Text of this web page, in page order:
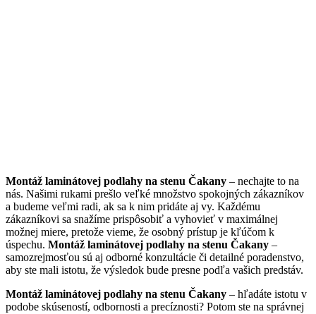
Montáž laminátovej podlahy na stenu Čakany – nechajte to na
nás. Našimi rukami prešlo veľké množstvo spokojných zákazníkov
a budeme veľmi radi, ak sa k nim pridáte aj vy. Každému
zákazníkovi sa snažíme prispôsobiť a vyhovieť v maximálnej
možnej miere, pretože vieme, že osobný prístup je kľúčom k
úspechu. Montáž laminátovej podlahy na stenu Čakany –
samozrejmosťou sú aj odborné konzultácie či detailné poradenstvo,
aby ste mali istotu, že výsledok bude presne podľa vašich predstáv.
Montáž laminátovej podlahy na stenu Čakany – hľadáte istotu v
podobe skúseností, odbornosti a precíznosti? Potom ste na správnej